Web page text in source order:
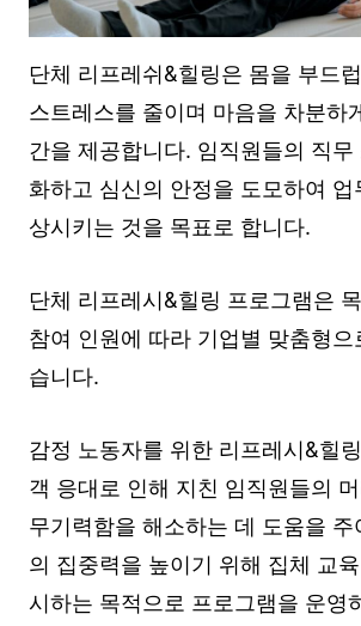
단체 리프레쉬&힐링은 몸을 부드
스트레스를 줄이며 마음을 차분하
간을 제공합니다. 임직원들의 직
화하고 심신의 안정을 도모하여
상시키는 것을 목표로 합니다.
단체 리프레시&힐링 프로그램은
참여 인원에 따라 기업별 맞춤형으
습니다.
감정 노동자를 위한 리프레시&힐
객 응대로 인해 지친 임직원들의
무기력함을 해소하는 데 도움을 주
의 집중력을 높이기 위해 집체 교
시하는 목적으로 프로그램을 운영